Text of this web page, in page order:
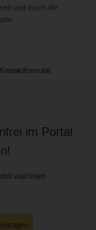
und durch die
Kontaktformular.
im Portal
wachsen